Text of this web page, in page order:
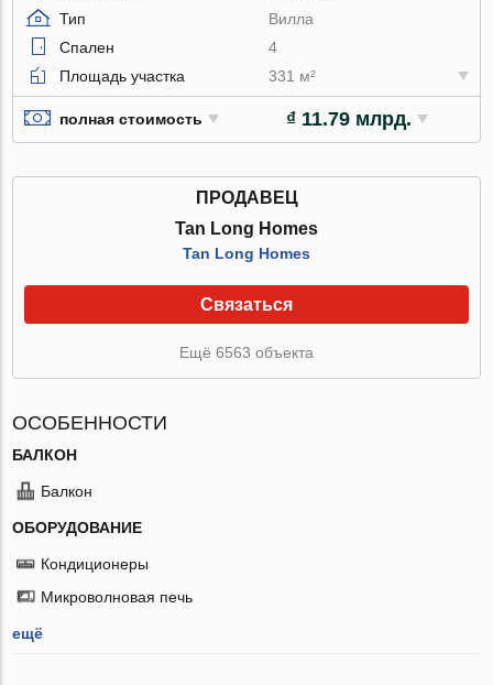
Тип
Вилла
Спален
4
Площадь участка
331 м²
полная стоимость ₫ 11.79 млрд.
ПРОДАВЕЦ
Tan Long Homes
Tan Long Homes
Связаться
Ещё 6563 объекта
ОСОБЕННОСТИ
БАЛКОН
Балкон
ОБОРУДОВАНИЕ
Кондиционеры
Микроволновая печь
ещё